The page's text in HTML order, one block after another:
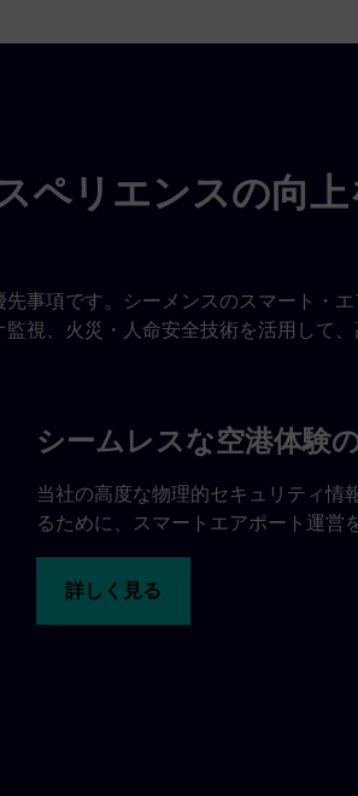
ペリエンスの向上
事項です。シーメンスのスマート・
視、火災・人命安全技術を活用して
シームレスな空港体験
当社の高度な物理的セキュリティ情
るために、スマートエアポート運営
詳しく見る